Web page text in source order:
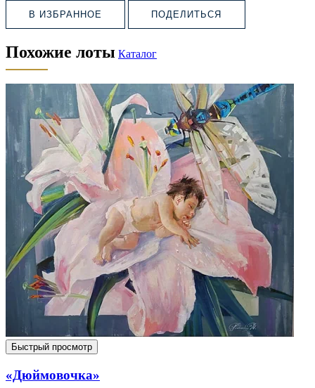
В ИЗБРАННОЕ ПОДЕЛИТЬСЯ
Похожие лоты Каталог
Быстрый просмотр
«Дюймовочка»